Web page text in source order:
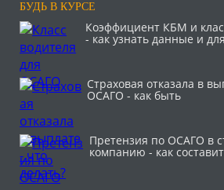
БУДЬ В КУРСЕ
Коэффициент КБМ и
- как узнать данные и
Страховая отказала в
ОСАГО - как быть
Претензия по ОСАГО в
компанию - как